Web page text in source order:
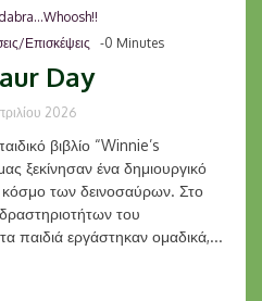
Επισκέψεις -0 Minutes
Day
2026
βιβλίο “Winnie’s
ξεκίνησαν ένα δημιουργικό
κόσμο των δεινοσαύρων. Στο
του
παιδιά εργάστηκαν ομαδικά,...